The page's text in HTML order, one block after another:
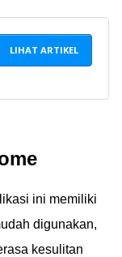
LIHAT ARTIKEL
ini memiliki
digunakan,
kesulitan